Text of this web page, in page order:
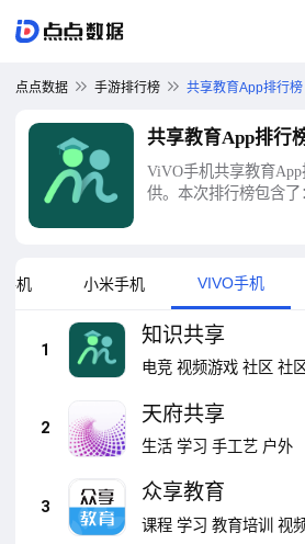
点点数据 手游排行榜 共享教育App排行榜
共享教育App排行
ViVO手机共享教育
供。本次排行榜包含
享、众享教育、学习
育等十大共享教育App
机 小米手机 VIVO手机
1
知识共享
电竞 视频游戏 社区 社区
2
天府共享
生活 学习 手工艺 户外
3
众享教育
课程 学习 教育培训 视